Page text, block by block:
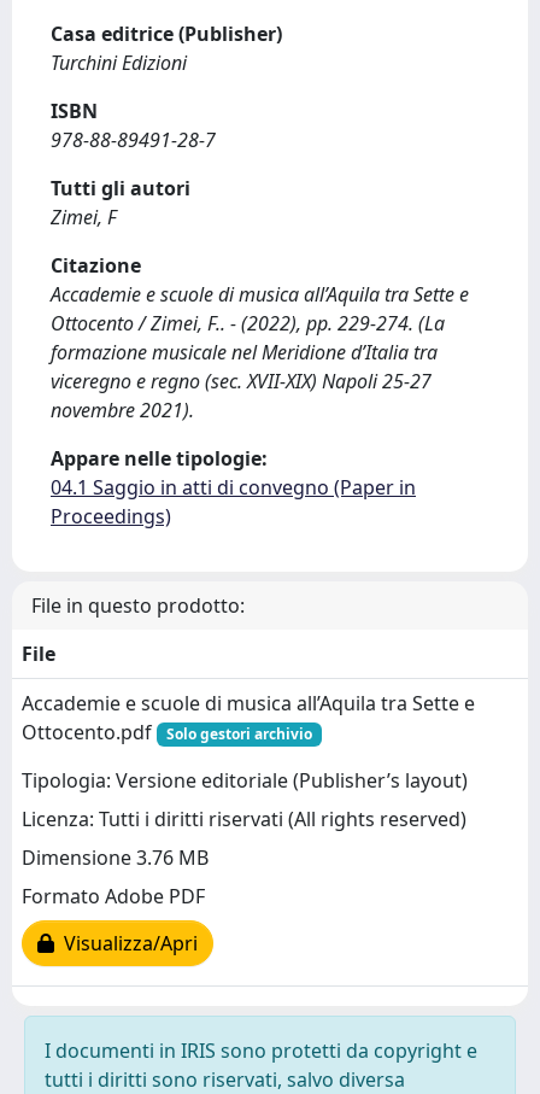
Casa editrice (Publisher)
Turchini Edizioni
ISBN
978-88-89491-28-7
Tutti gli autori
Zimei, F
Citazione
Accademie e scuole di musica all’Aquila tra Sette e
Ottocento / Zimei, F.. - (2022), pp. 229-274. (La
formazione musicale nel Meridione d’Italia tra
viceregno e regno (sec. XVII-XIX) Napoli 25-27
novembre 2021).
Appare nelle tipologie:
04.1 Saggio in atti di convegno (Paper in
Proceedings)
File in questo prodotto:
File
Accademie e scuole di musica all’Aquila tra Sette e
Ottocento.pdf
Solo gestori archivio
Tipologia: Versione editoriale (Publisher’s layout)
Licenza: Tutti i diritti riservati (All rights reserved)
Dimensione 3.76 MB
Formato Adobe PDF
Visualizza/Apri
I documenti in IRIS sono protetti da copyright e
tutti i diritti sono riservati, salvo diversa